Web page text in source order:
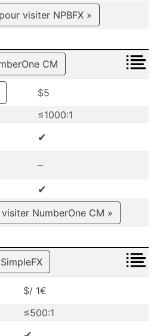
visiter NPBFX »
CM
$5
≤1000:1
✔
–
✔
NumberOne CM »
SimpleFX
$/ 1€
≤500:1